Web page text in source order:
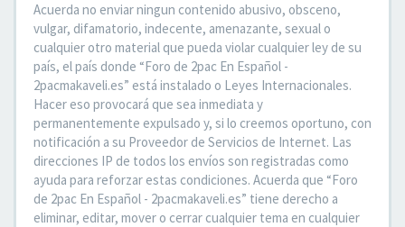
Acuerda no enviar ningun contenido abusivo, obsceno,
vulgar, difamatorio, indecente, amenazante, sexual o
cualquier otro material que pueda violar cualquier ley de su
país, el país donde “Foro de 2pac En Español -
2pacmakaveli.es” está instalado o Leyes Internacionales.
Hacer eso provocará que sea inmediata y
permanentemente expulsado y, si lo creemos oportuno, con
notificación a su Proveedor de Servicios de Internet. Las
direcciones IP de todos los envíos son registradas como
ayuda para reforzar estas condiciones. Acuerda que “Foro
de 2pac En Español - 2pacmakaveli.es” tiene derecho a
eliminar, editar, mover o cerrar cualquier tema en cualquier